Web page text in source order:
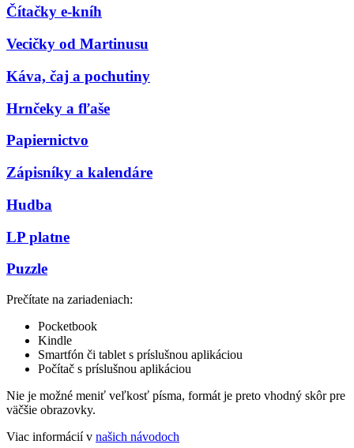
Čítačky e-kníh
Vecičky od Martinusu
Káva, čaj a pochutiny
Hrnčeky a fľaše
Papiernictvo
Zápisníky a kalendáre
Hudba
LP platne
Puzzle
Prečítate na zariadeniach:
Pocketbook
Kindle
Smartfón či tablet s príslušnou aplikáciou
Počítač s príslušnou aplikáciou
Nie je možné meniť veľkosť písma, formát je preto vhodný skôr pre
väčšie obrazovky.
Viac informácií v našich návodoch